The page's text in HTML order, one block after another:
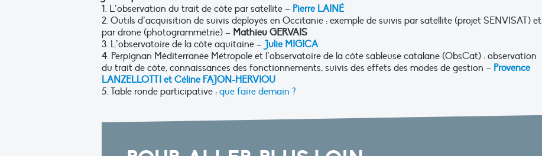
1. L’observation du trait de côte par satellite – Pierre LAINÉ
2. Outils d’acquisition de suivis déployés en Occitanie : exemple de suivis par satellite (projet SENVISAT) et
par drone (photogrammétrie) – Mathieu GERVAIS
3. L’observatoire de la côte aquitaine – Julie MIGICA
4. Perpignan Méditerranée Métropole et l’observatoire de la côte sableuse catalane (ObsCat) : observation
du trait de côte, connaissances des fonctionnements, suivis des effets des modes de gestion – Provence
LANZELLOTTI et Céline FAJON-HERVIOU
5. Table ronde participative : que faire demain ?